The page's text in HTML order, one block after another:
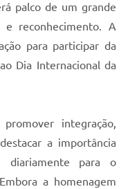
palco de um grande
e reconhecimento. A
para participar da
Dia Internacional da
integração,
a importância
diariamente para o
a homenagem